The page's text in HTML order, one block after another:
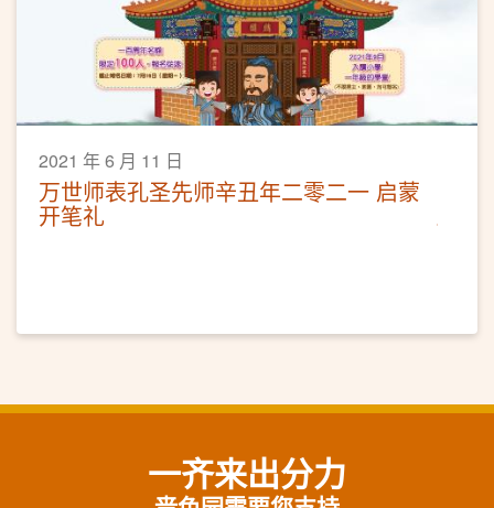
2021 年 6 月 11 日
万世师表孔圣先师辛丑年二零二一 启蒙
开笔礼
一齐来出分力